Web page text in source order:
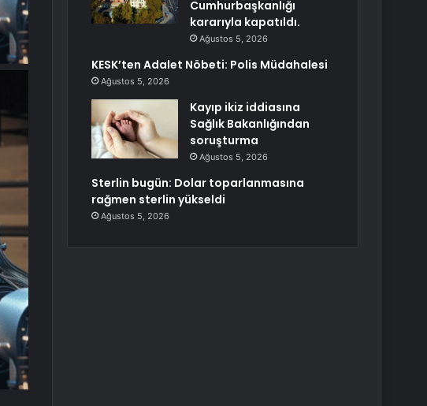
Cumhurbaşkanlığı
kararıyla kapatıldı.
Ağustos 5, 2026
KESK’ten Adalet Nöbeti: Polis Müdahalesi
Ağustos 5, 2026
Kayıp ikiz iddiasına
Sağlık Bakanlığından
soruşturma
Ağustos 5, 2026
Sterlin bugün: Dolar toparlanmasına
rağmen sterlin yükseldi
Ağustos 5, 2026